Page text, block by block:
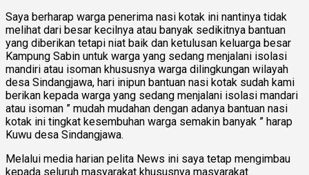
Saya berharap warga penerima nasi kotak ini nantinya tidak
melihat dari besar kecilnya atau banyak sedikitnya bantuan
yang diberikan tetapi niat baik dan ketulusan keluarga besar
Kampung Sabin untuk warga yang sedang menjalani isolasi
mandiri atau isoman khususnya warga dilingkungan wilayah
desa Sindangjawa, hari inipun bantuan nasi kotak sudah kami
berikan kepada warga yang sedang menjalani isolasi mandari
atau isoman ” mudah mudahan dengan adanya bantuan nasi
kotak ini tingkat kesembuhan warga semakin banyak ” harap
Kuwu desa Sindangjawa.
Melalui media harian pelita News ini saya tetap mengimbau
kepada seluruh masyarakat khususnya masyarakat